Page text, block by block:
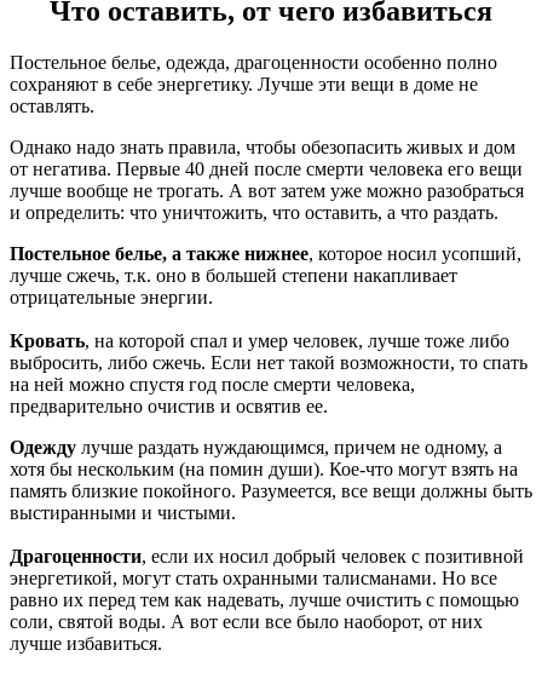
Что оставить, от чего избавиться
Постельное белье, одежда, драгоценности особенно полно
сохраняют в себе энергетику. Лучше эти вещи в доме не
оставлять.
Однако надо знать правила, чтобы обезопасить живых и дом
от негатива. Первые 40 дней после смерти человека его вещи
лучше вообще не трогать. А вот затем уже можно разобраться
и определить: что уничтожить, что оставить, а что раздать.
Постельное белье, а также нижнее, которое носил усопший,
лучше сжечь, т.к. оно в большей степени накапливает
отрицательные энергии.
Кровать, на которой спал и умер человек, лучше тоже либо
выбросить, либо сжечь. Если нет такой возможности, то спать
на ней можно спустя год после смерти человека,
предварительно очистив и освятив ее.
Одежду лучше раздать нуждающимся, причем не одному, а
хотя бы нескольким (на помин души). Кое-что могут взять на
память близкие покойного. Разумеется, все вещи должны быть
выстиранными и чистыми.
Драгоценности, если их носил добрый человек с позитивной
энергетикой, могут стать охранными талисманами. Но все
равно их перед тем как надевать, лучше очистить с помощью
соли, святой воды. А вот если все было наоборот, от них
лучше избавиться.